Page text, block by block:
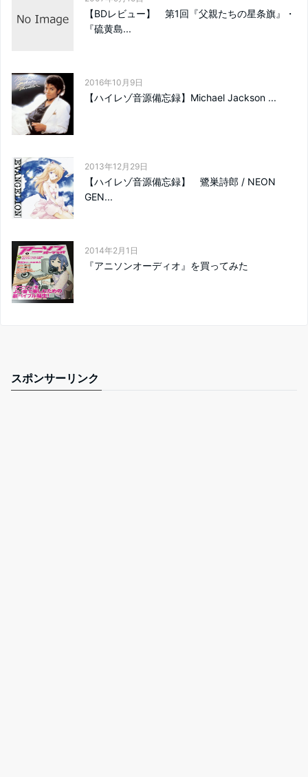
【BDレビュー】 第1回『父親たちの星条旗』・
『硫黄島...
2016年10月9日
【ハイレゾ音源備忘録】Michael Jackson ...
2013年12月29日
【ハイレゾ音源備忘録】 鷺巣詩郎 / NEON
GEN...
2014年2月1日
『アニソンオーディオ』を買ってみた
スポンサーリンク